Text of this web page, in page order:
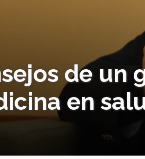
de un
en